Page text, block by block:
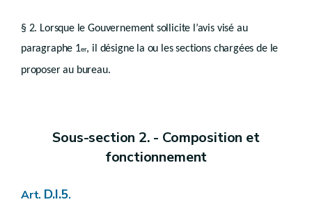
Chapitre Ier
Révision et abrogation
Art.
D.III.7
Chapitre II Effets juridiques
Art.D.III.8
Art.D.III.9
Section 2
Lien entre les schémas et les guides
Titre IV
Droit transitoire
§ 2. Lorsque le Gouvernement sollicite l’avis visé au
paragraphe 1er, il désigne la ou les sections chargées de le
proposer au bureau.
Sous-section 2. - Composition et
fonctionnement
Art. D.I.5.